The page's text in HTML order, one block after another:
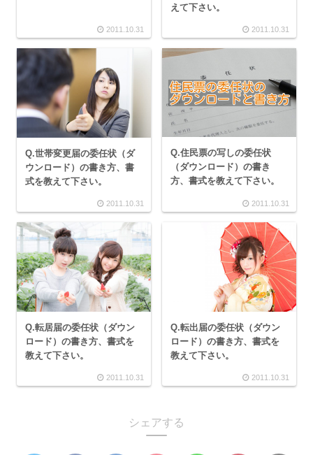
2011.10.31
えて下さい。
2011.10.31
Q.世帯変更届の委任状（ダ
ウンロード）の書き方、書
式を教えて下さい。
2011.10.31
Q.住民票の写しの委任状
（ダウンロード）の書き
方、書式を教えて下さい。
2011.10.31
Q.転居届の委任状（ダウン
ロード）の書き方、書式を
教えて下さい。
2011.10.31
Q.転出届の委任状（ダウン
ロード）の書き方、書式を
教えて下さい。
2011.10.31
シェアする